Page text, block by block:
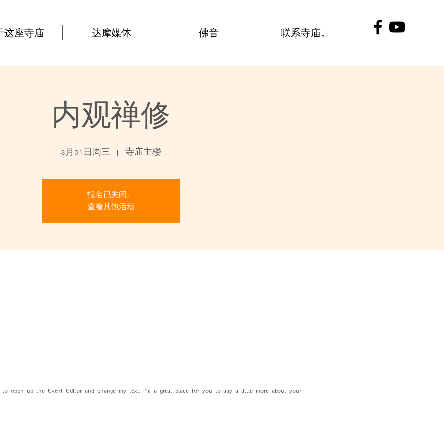
这座寺庙 达摩媒体 佛音 联系寺庙。
内观禅修
3月01日周三
  |
寺庙主楼
报名已关闭。
查看其他活动
to open up the Event Editor and change my text. I’m a great place for you to say a little more about your